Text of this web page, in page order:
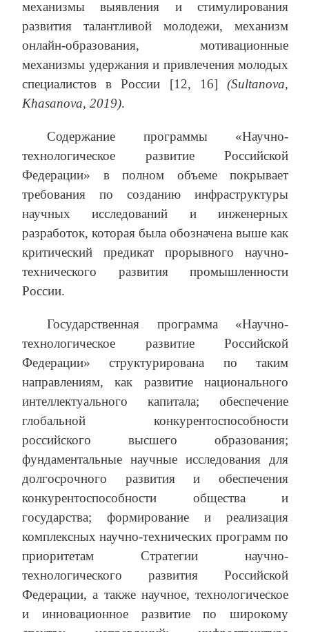
механизмы выявления и стимулирования
развития талантливой молодежи, механизм
онлайн-образования, мотивационные
механизмы удержания и привлечения молодых
специалистов в России [12, 16] (Sultanova,
Khasanova, 2019).
Содержание программы «Научно-
технологическое развитие Российской
Федерации» в полном объеме покрывает
требования по созданию инфраструктуры
научных исследований и инженерных
разработок, которая была обозначена выше как
критический предикат прорывного научно-
технического развития промышленности
России.
Государственная программа «Научно-
технологическое развитие Российской
Федерации» структурирована по таким
направлениям, как развитие национального
интеллектуального капитала; обеспечение
глобальной конкурентоспособности
российского высшего образования;
фундаментальные научные исследования для
долгосрочного развития и обеспечения
конкурентоспособности общества и
государства; формирование и реализация
комплексных научно-технических программ по
приоритетам Стратегии научно-
технологического развития Российской
Федерации, а также научное, технологическое
и инновационное развитие по широкому